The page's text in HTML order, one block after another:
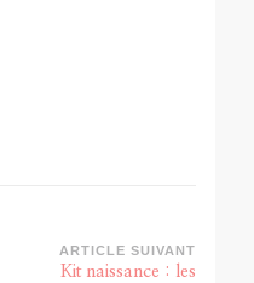
ARTICLE SUIVANT
Kit naissance : les